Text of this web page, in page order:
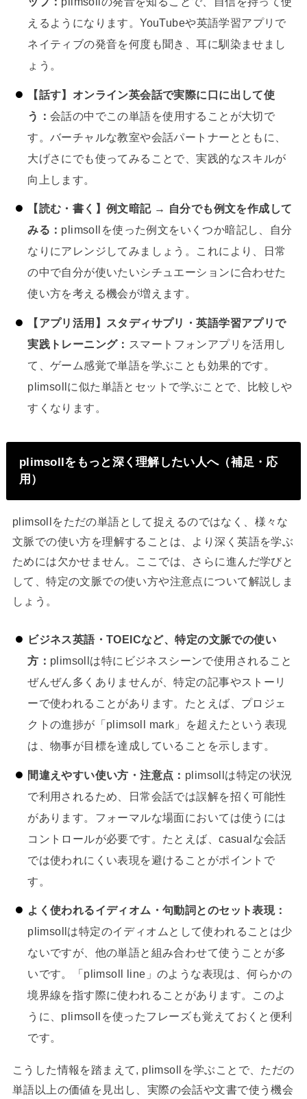
えるようになります。YouTubeや英語学習アプリで
ネイティブの発音を何度も聞き、耳に馴染ませまし
ょう。
【話す】オンライン英会話で実際に口に出して使
う： 会話の中でこの単語を使用することが大切で
す。バーチャルな教室や会話パートナーとともに、
大げさにでも使ってみることで、実践的なスキルが
向上します。
【読む・書く】例文暗記 → 自分でも例文を作成して
みる： plimsollを使った例文をいくつか暗記し、自分
なりにアレンジしてみましょう。これにより、日常
の中で自分が使いたいシチュエーションに合わせた
使い方を考える機会が増えます。
【アプリ活用】スタディサプリ・英語学習アプリで
実践トレーニング： スマートフォンアプリを活用し
て、ゲーム感覚で単語を学ぶことも効果的です。
plimsollに似た単語とセットで学ぶことで、比較しや
すくなります。
plimsollをもっと深く理解したい人へ（補足・応
用）
plimsollをただの単語として捉えるのではなく、様々な
文脈での使い方を理解することは、より深く英語を学ぶ
ためには欠かせません。ここでは、さらに進んだ学びと
して、特定の文脈での使い方や注意点について解説しま
しょう。
ビジネス英語・TOEICなど、特定の文脈での使い
方： plimsollは特にビジネスシーンで使用されること
ぜんぜん多くありませんが、特定の記事やストーリ
ーで使われることがあります。たとえば、プロジェ
クトの進捗が「plimsoll mark」を超えたという表現
は、物事が目標を達成していることを示します。
間違えやすい使い方・注意点： plimsollは特定の状況
で利用されるため、日常会話では誤解を招く可能性
があります。フォーマルな場面においては使うには
コントロールが必要です。たとえば、casualな会話
では使われにくい表現を避けることがポイントで
す。
よく使われるイディオム・句動詞とのセット表現：
plimsollは特定のイディオムとして使われることは少
ないですが、他の単語と組み合わせて使うことが多
いです。「plimsoll line」のような表現は、何らかの
境界線を指す際に使われることがあります。このよ
うに、plimsollを使ったフレーズも覚えておくと便利
です。
こうした情報を踏まえて, plimsollを学ぶことで、ただの
単語以上の価値を見出し、実際の会話や文書で使う機会